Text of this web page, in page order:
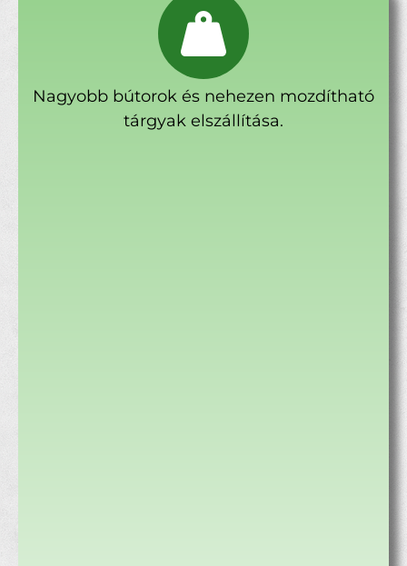
Nagyobb bútorok és nehezen mozdítható
tárgyak elszállítása.